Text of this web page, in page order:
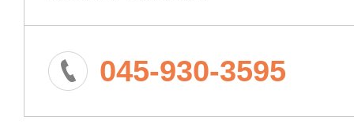
045-930-3595